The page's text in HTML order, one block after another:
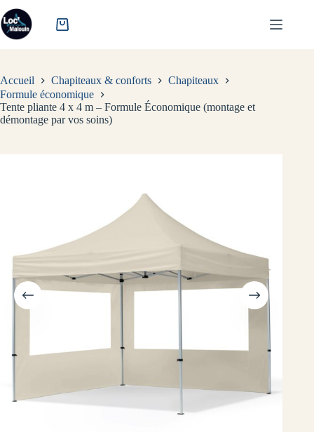
au
contenu
Accueil Chapiteaux & conforts
Chapiteaux
Formule économique
Tente pliante 4 x 4 m – Formule Économique (montage et
démontage par vos soins)